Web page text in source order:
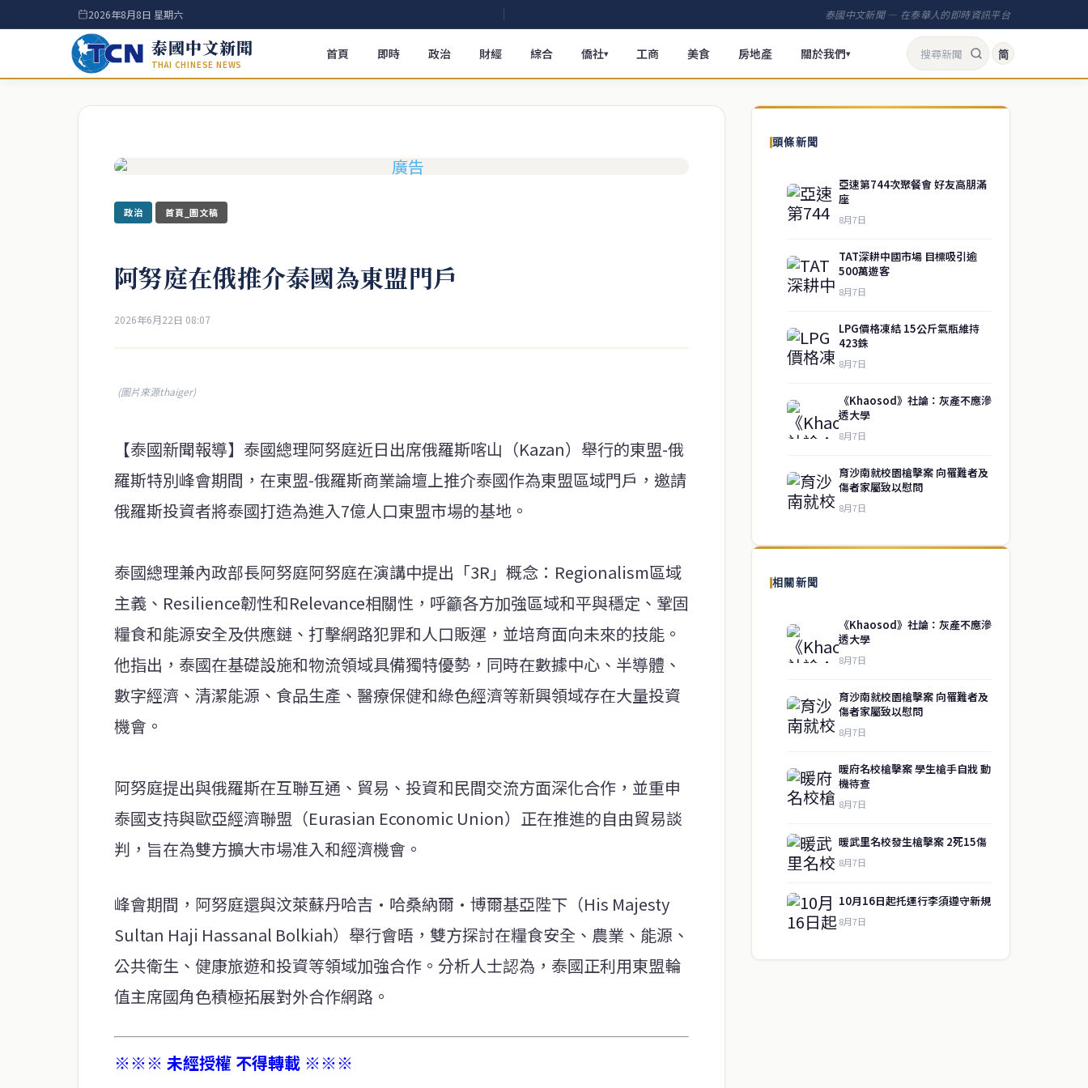
2026年8月8日 星期六 泰國中文新聞 — 在泰華人的即時資訊平台
泰國中文新聞
THAI CHINESE NEWS
首頁 即時 政治 財經 綜合 僑社▾ 工商 美食 房地產 關於我們▾ 简
政治 首頁_圖文稿
阿努庭在俄推介泰國為東盟門戶
2026年6月22日 08:07
(圖片來源thaiger)
【泰國新聞報導】泰國總理阿努庭近日出席俄羅斯喀山（Kazan）舉行的東盟-俄
羅斯特別峰會期間，在東盟-俄羅斯商業論壇上推介泰國作為東盟區域門戶，邀請
俄羅斯投資者將泰國打造為進入7億人口東盟市場的基地。
泰國總理兼內政部長阿努庭阿努庭在演講中提出「3R」概念：Regionalism區域
主義、Resilience韌性和Relevance相關性，呼籲各方加強區域和平與穩定、鞏固
糧食和能源安全及供應鏈、打擊網路犯罪和人口販運，並培育面向未來的技能。
他指出，泰國在基礎設施和物流領域具備獨特優勢，同時在數據中心、半導體、
數字經濟、清潔能源、食品生產、醫療保健和綠色經濟等新興領域存在大量投資
機會。
阿努庭提出與俄羅斯在互聯互通、貿易、投資和民間交流方面深化合作，並重申
泰國支持與歐亞經濟聯盟（Eurasian Economic Union）正在推進的自由貿易談
判，旨在為雙方擴大市場准入和經濟機會。
峰會期間，阿努庭還與汶萊蘇丹哈吉·哈桑納爾·博爾基亞陛下（His Majesty
Sultan Haji Hassanal Bolkiah）舉行會晤，雙方探討在糧食安全、農業、能源、
公共衛生、健康旅遊和投資等領域加強合作。分析人士認為，泰國正利用東盟輪
值主席國角色積極拓展對外合作網路。
※※※ 未經授權 不得轉載 ※※※
頭條新聞
亞速第744次聚餐會 好友高朋滿
座
8月7日
TAT深耕中國市場 目標吸引逾
500萬遊客
8月7日
LPG價格凍結 15公斤氣瓶維持
423銖
8月7日
《Khaosod》社論：灰產不應滲
透大學
8月7日
育沙南就校園槍擊案 向罹難者及
傷者家屬致以慰問
8月7日
相關新聞
《Khaosod》社論：灰產不應滲
透大學
8月7日
育沙南就校園槍擊案 向罹難者及
傷者家屬致以慰問
8月7日
暖府名校槍擊案 學生槍手自戕 動
機待查
8月7日
暖武里名校發生槍擊案 2死15傷
8月7日
10月16日起托運行李須遵守新規
8月7日